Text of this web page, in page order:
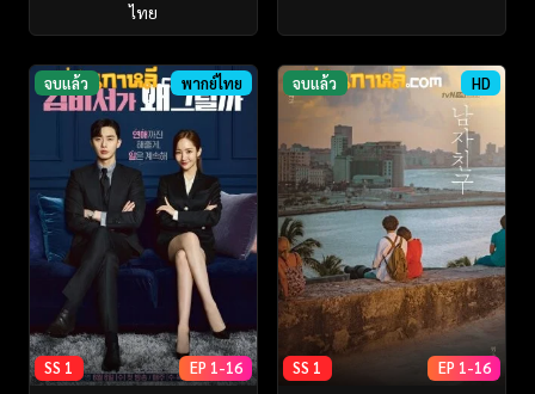
ไทย
จบแล้ว พากย์ไทย
SS 1 EP 1-16
จบแล้ว HD
SS 1 EP 1-16